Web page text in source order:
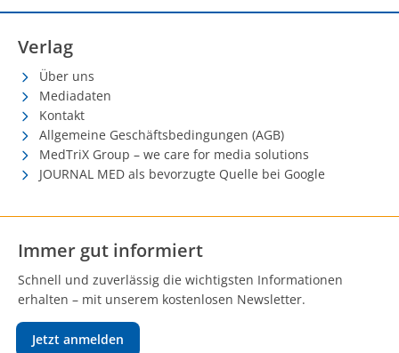
Verlag
Über uns
Mediadaten
Kontakt
Allgemeine Geschäftsbedingungen (AGB)
MedTriX Group – we care for media solutions
JOURNAL MED als bevorzugte Quelle bei Google
Immer gut informiert
Schnell und zuverlässig die wichtigsten Informationen
erhalten – mit unserem kostenlosen Newsletter.
Jetzt anmelden